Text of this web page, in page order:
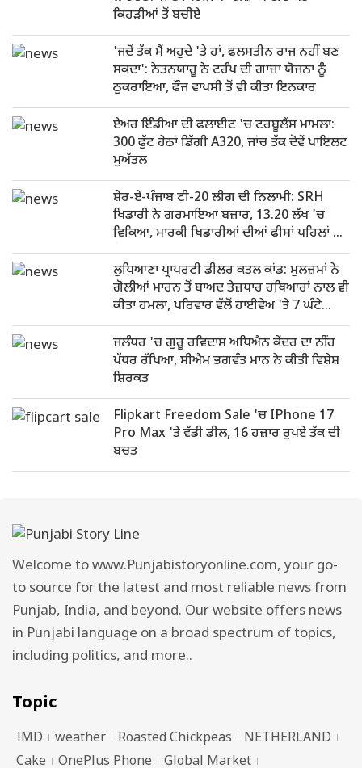
ਕਿਹੜੀਆਂ ਤੋਂ ਬਚੀਏ
'ਜਦੋਂ ਤੱਕ ਮੈਂ ਅਹੁਦੇ 'ਤੇ ਹਾਂ, ਫਲਸਤੀਨ ਰਾਜ ਨਹੀਂ ਬਣ
ਸਕਦਾ': ਨੇਤਨਯਾਹੂ ਨੇ ਟਰੰਪ ਦੀ ਗਾਜ਼ਾ ਯੋਜਨਾ ਨੂੰ
ਠੁਕਰਾਇਆ, ਫੌਜ ਵਾਪਸੀ ਤੋਂ ਵੀ ਕੀਤਾ ਇਨਕਾਰ
ਏਅਰ ਇੰਡੀਆ ਦੀ ਫਲਾਈਟ 'ਚ ਟਰਬੂਲੈਂਸ ਮਾਮਲਾ:
300 ਫੁੱਟ ਹੇਠਾਂ ਡਿੱਗੀ A320, ਜਾਂਚ ਤੱਕ ਦੋਵੇਂ ਪਾਇਲਟ
ਮੁਅੱਤਲ
ਸ਼ੇਰ-ਏ-ਪੰਜਾਬ ਟੀ-20 ਲੀਗ ਦੀ ਨਿਲਾਮੀ: SRH
ਖਿਡਾਰੀ ਨੇ ਗਰਮਾਇਆ ਬਜ਼ਾਰ, 13.20 ਲੱਖ 'ਚ
ਵਿਕਿਆ, ਮਾਰਕੀ ਖਿਡਾਰੀਆਂ ਦੀਆਂ ਫੀਸਾਂ ਪਹਿਲਾਂ ਹੀ
ਫਿਕਸ
ਲੁਧਿਆਣਾ ਪ੍ਰਾਪਰਟੀ ਡੀਲਰ ਕਤਲ ਕਾਂਡ: ਮੁਲਜ਼ਮਾਂ ਨੇ
ਗੋਲੀਆਂ ਮਾਰਨ ਤੋਂ ਬਾਅਦ ਤੇਜ਼ਧਾਰ ਹਥਿਆਰਾਂ ਨਾਲ ਵੀ
ਕੀਤਾ ਹਮਲਾ, ਪਰਿਵਾਰ ਵੱਲੋਂ ਹਾਈਵੇਅ 'ਤੇ 7 ਘੰਟੇ
ਧਰਨਾ
ਜਲੰਧਰ 'ਚ ਗੁਰੂ ਰਵਿਦਾਸ ਅਧਿਐਨ ਕੇਂਦਰ ਦਾ ਨੀਂਹ
ਪੱਥਰ ਰੱਖਿਆ, ਸੀਐਮ ਭਗਵੰਤ ਮਾਨ ਨੇ ਕੀਤੀ ਵਿਸ਼ੇਸ਼
ਸ਼ਿਰਕਤ
Flipkart Freedom Sale 'ਚ IPhone 17
Pro Max 'ਤੇ ਵੱਡੀ ਡੀਲ, 16 ਹਜ਼ਾਰ ਰੁਪਏ ਤੱਕ ਦੀ
ਬਚਤ
Welcome to www.Punjabistoryonline.com, your go-
to source for the latest and most reliable news from
Punjab, India, and beyond. Our website offers news
in Punjabi language on a broad spectrum of topics,
including politics, and more..
Topic
IMD weather Roasted Chickpeas
NETHERLAND
Cake
OnePlus Phone Global Market